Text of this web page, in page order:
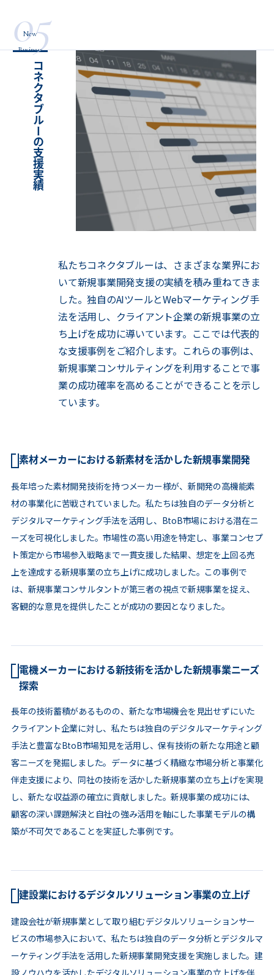
05
New
Business
コネクタブルーの支援実績
私たちコネクタブルーは、さまざまな業界にお
いて新規事業開発支援の実績を積み重ねてきま
した。独自のAIツールとWebマーケティング手
法を活用し、クライアント企業の新規事業の立
ち上げを成功に導いています。ここでは代表的
な支援事例をご紹介します。これらの事例は、
新規事業コンサルティングを利用することで事
業の成功確率を高めることができることを示し
ています。
素材メーカーにおける新素材を活かした新規事業開発
長年培った素材開発技術を持つメーカー様が、新開発の高機能素
材の事業化に苦戦されていました。私たちは独自のデータ分析と
デジタルマーケティング手法を活用し、BtoB市場における潜在ニ
ーズを可視化しました。市場性の高い用途を特定し、事業コンセプ
ト策定から市場参入戦略まで一貫支援した結果、想定を上回る売
上を達成する新規事業の立ち上げに成功しました。この事例で
は、新規事業コンサルタントが第三者の視点で新規事業を捉え、
客観的な意見を提供したことが成功の要因となりました。
電機メーカーにおける新技術を活かした新規事業ニーズ
探索
長年の技術蓄積があるものの、新たな市場機会を見出せずにいた
クライアント企業に対し、私たちは独自のデジタルマーケティング
手法と豊富なBtoB市場知見を活用し、保有技術の新たな用途と顧
客ニーズを発掘しました。データに基づく精緻な市場分析と事業化
伴走支援により、同社の技術を活かした新規事業の立ち上げを実現
し、新たな収益源の確立に貢献しました。新規事業の成功には、
顧客の深い課題解決と自社の強み活用を軸にした事業モデルの構
築が不可欠であることを実証した事例です。
建設業におけるデジタルソリューション事業の立上げ
建設会社が新規事業として取り組むデジタルソリューションサー
ビスの市場参入において、私たちは独自のデータ分析とデジタルマ
ーケティング手法を活用した新規事業開発支援を実施しました。建